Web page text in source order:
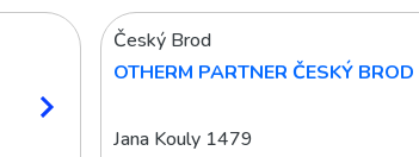
Český Brod
OTHERM PARTNER ČESKÝ BROD
Jana Kouly 1479